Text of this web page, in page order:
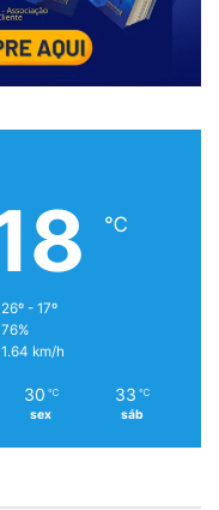
℃
26º - 17º
76%
1.64 km/h
30 ℃
sex
33 ℃
sáb